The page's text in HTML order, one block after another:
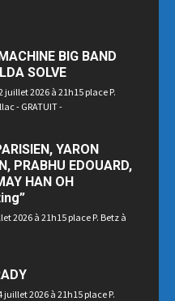
BIG BAND
SOLVE
juillet 2026 à 21h15 place P.
- GRATUIT -
YARON
PRABHU EDOUARD,
HAN OH
2026 à 21h15 place P. Betz à
2026 à 21h15 place P.